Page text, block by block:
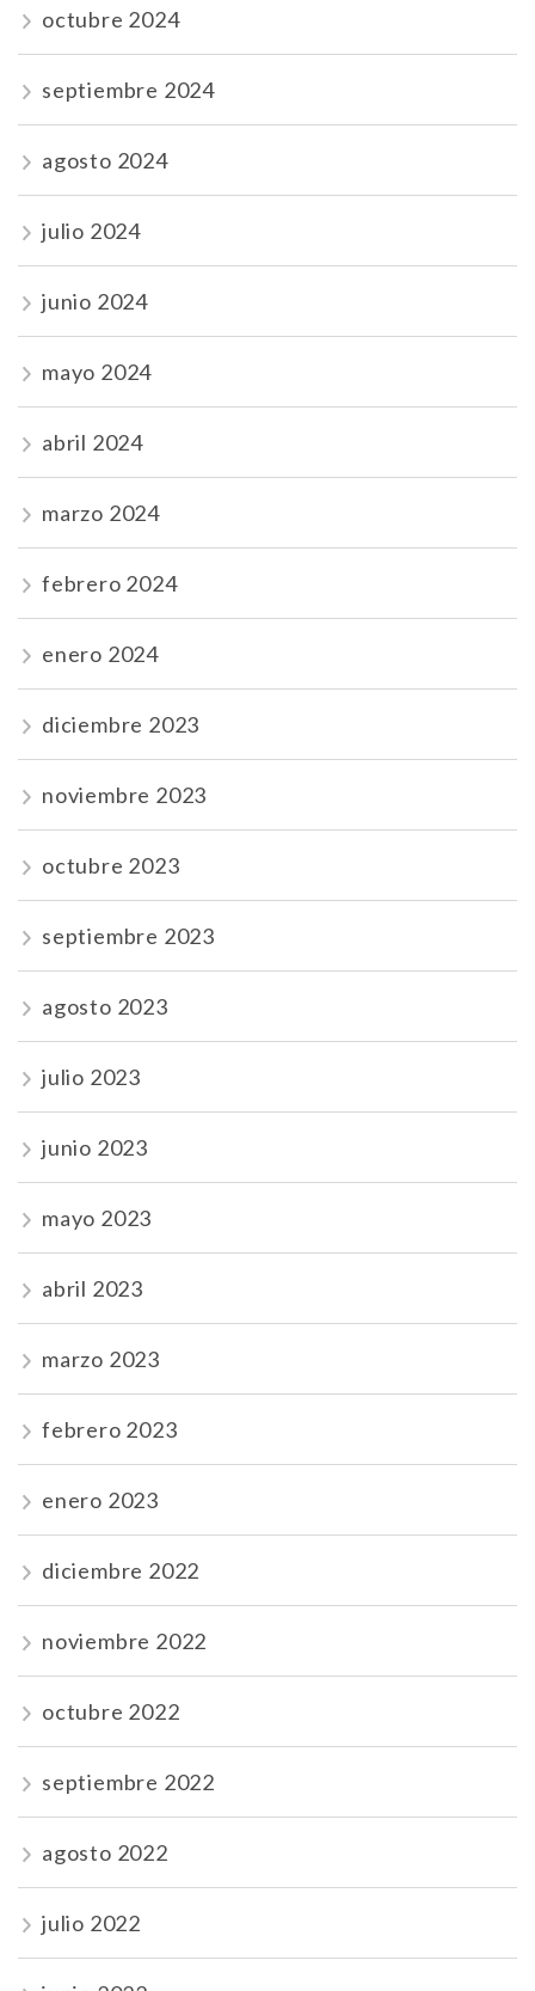
octubre 2024
septiembre 2024
agosto 2024
julio 2024
junio 2024
mayo 2024
abril 2024
marzo 2024
febrero 2024
enero 2024
diciembre 2023
noviembre 2023
octubre 2023
septiembre 2023
agosto 2023
julio 2023
junio 2023
mayo 2023
abril 2023
marzo 2023
febrero 2023
enero 2023
diciembre 2022
noviembre 2022
octubre 2022
septiembre 2022
agosto 2022
julio 2022